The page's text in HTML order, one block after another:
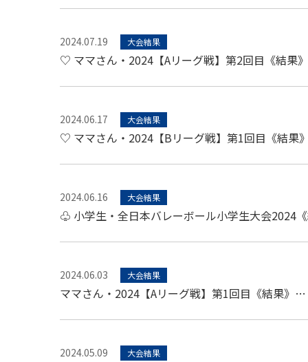
2024.07.19 大会結果
♡ ママさん・2024【Aリーグ戦】第2回目《結果
2024.06.17 大会結果
♡ ママさん・2024【Bリーグ戦】第1回目《結果
2024.06.16 大会結果
♧ 小学生・全日本バレーボール小学生大会2024
2024.06.03 大会結果
ママさん・2024【Aリーグ戦】第1回目《結果》…
2024.05.09 大会結果